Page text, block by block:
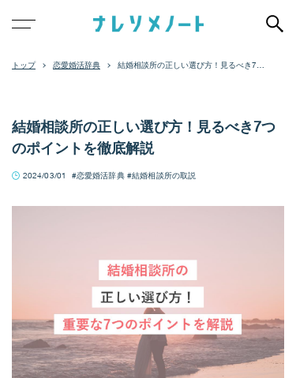
恋愛婚活辞典
結婚相談所の正しい選び方！見るべき7つ
結婚相談所の正しい選び方！見るべき7つ
のポイントを徹底解説
2024/03/01 恋愛婚活辞典 結婚相談所の取説